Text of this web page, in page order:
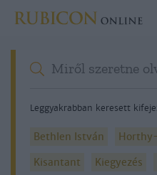
Leggyakrabban keresett
Bethlen István
Kisantant
Kiegyezés